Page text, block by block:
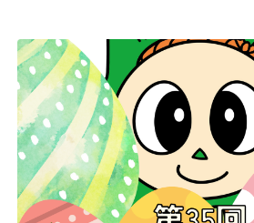
06 浅井病院について
地域連携 お問い合わせ